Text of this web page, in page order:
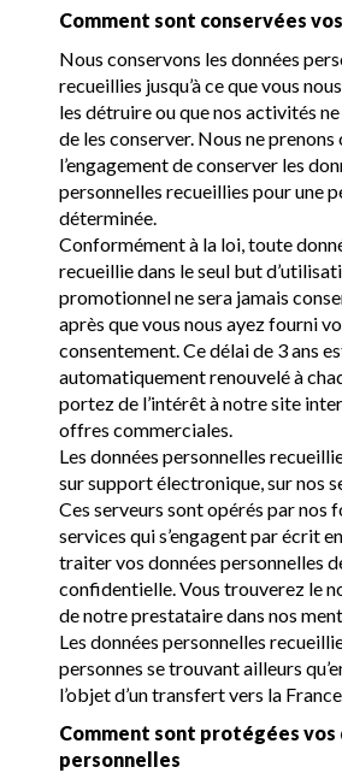
Comment sont conservées
Nous conservons les données
recueillies jusqu’à ce que vous
les détruire ou que nos activités
de les conserver. Nous ne prenons
l’engagement de conserver les
personnelles recueillies pour une
déterminée.
Conformément à la loi, toute
recueillie dans le seul but
promotionnel ne sera jamais
après que vous nous ayez fourni
consentement. Ce délai de 3 ans
automatiquement renouvelé à
portez de l’intérêt à notre site
offres commerciales.
Les données personnelles
sur support électronique, sur nos
Ces serveurs sont opérés par nos
services qui s’engagent par écrit
traiter vos données personnelles
confidentielle. Vous trouverez le
de notre prestataire dans nos
Les données personnelles
personnes se trouvant ailleurs
l’objet d’un transfert vers la France.
Comment sont protégées vos
personnelles